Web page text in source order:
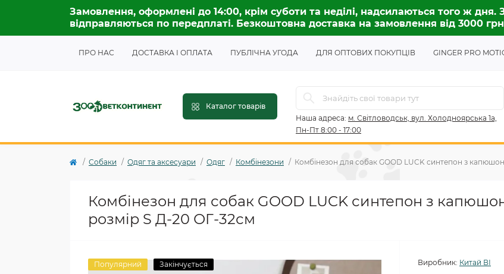
Замовлення, оформлені до 14:00, крім суботи та неділі, надсилаються того ж дня.
відправляються по передплаті. Безкоштовна доставка на замовлення від 3000
ПРО НАС ДОСТАВКА І ОПЛАТА ПУБЛІЧНА УГОДА ДЛЯ ОПТОВИХ ПОКУПЦІВ GINGER PRO
Каталог товарів
Наша адреса: м. Світловодськ, вул. Холодноярська 1а,
Пн-Пт 8:00 - 17:00
Собаки Одяг та аксесуари Одяг Комбінезони Комбінезон для собак GOOD LUCK синтепон з
Комбінезон для собак GOOD LUCK синтепон з
розмір S Д-20 ОГ-32см
Популярний Закінчується Виробник: Китай ВІ